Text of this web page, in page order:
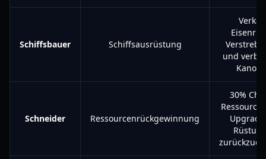
Schiffsbauer Schiffsausrüstung
und
Schneider Ressourcenrückgewinnung
30%